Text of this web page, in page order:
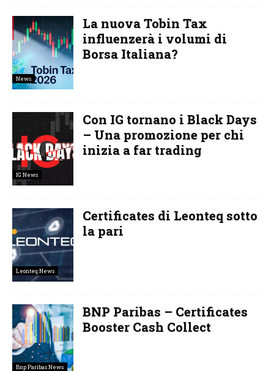
News
La nuova Tobin Tax
influenzerà i volumi di
Borsa Italiana?
IG News
Con IG tornano i Black Days
– Una promozione per chi
inizia a far trading
Leonteq News
Certificates di Leonteq sotto
la pari
Bnp Paribas News
BNP Paribas – Certificates
Booster Cash Collect